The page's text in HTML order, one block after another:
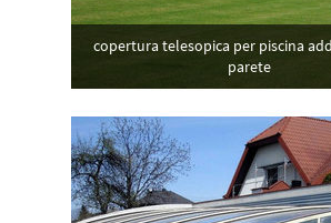
copertura telesopica per piscina
parete